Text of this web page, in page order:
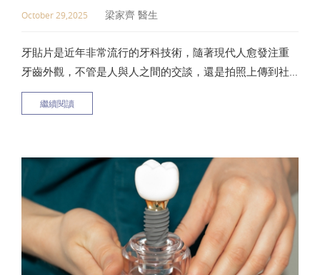
October 29,2025 梁家齊 醫生
牙貼片是近年非常流行的牙科技術，隨著現代人愈發注重
牙齒外觀，不管是人與人之間的交談，還是拍照上傳到社
群，大家都會注意牙齒好不好看？白不白皙？當我們的前
牙可能因為齒色不均勻，或是因為意外導致牙齒出現缺
繼續閱讀